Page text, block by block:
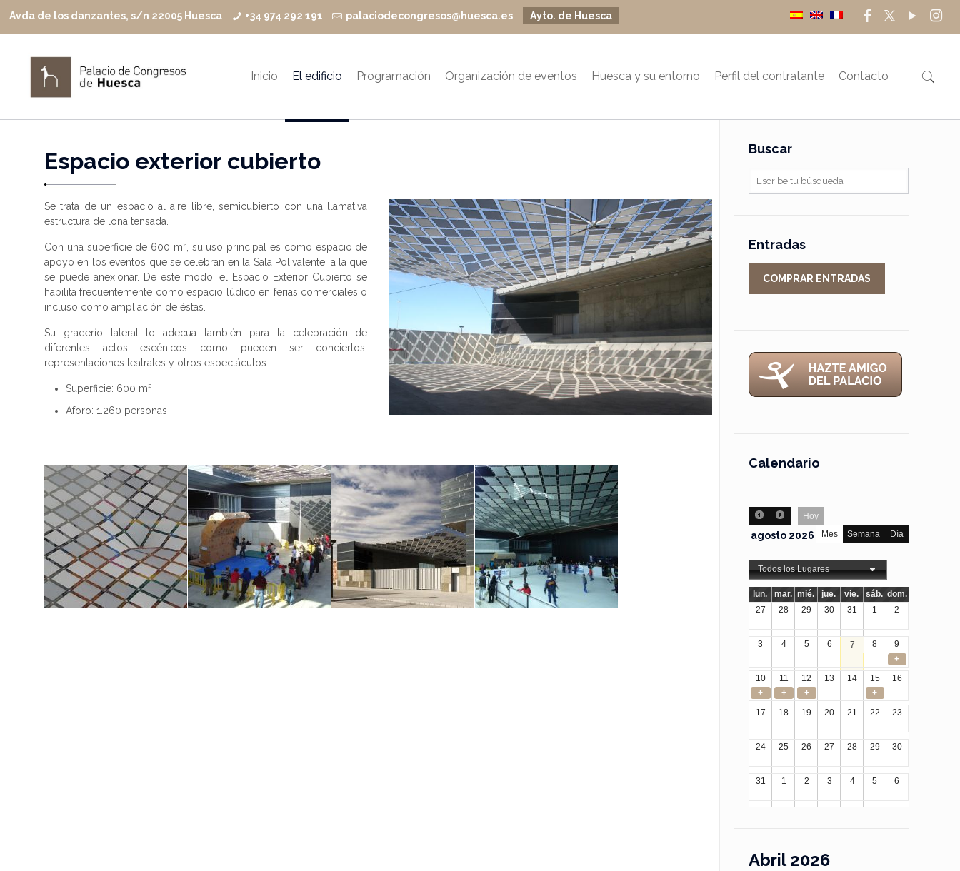
Avda de los danzantes, s/n 22005 Huesca +34 974 292 191 palaciodecongresos@huesca.es Ayto. de Huesca
Inicio El edificio Programación Organización de eventos Huesca y su entorno Perfil del contratante Contacto
Espacio exterior cubierto
Se trata de un espacio al aire libre, semicubierto con una llamativa
estructura de lona tensada.
Con una superficie de 600 m², su uso principal es como espacio de
apoyo en los eventos que se celebran en la Sala Polivalente, a la que
se puede anexionar. De este modo, el Espacio Exterior Cubierto se
habilita frecuentemente como espacio lúdico en ferias comerciales o
incluso como ampliación de éstas.
Su graderío lateral lo adecua también para la celebración de
diferentes actos escénicos como pueden ser conciertos,
representaciones teatrales y otros espectáculos.
Superficie: 600 m²
Aforo: 1.260 personas
Buscar
Entradas
COMPRAR ENTRADAS
Calendario
Hoy
Mes
Semana Día
agosto 2026
Todos los Lugares
lun. mar. mié. jue. vie. sáb. dom.
27
28 29 30 31 1 2
3 4 5 6 7 8
9
+
10
11 12 13 14 15
16
+
+ +
+
17
18 19 20 21 22 23
24 25 26 27 28 29 30
31 1 2 3 4 5 6
Abril 2026